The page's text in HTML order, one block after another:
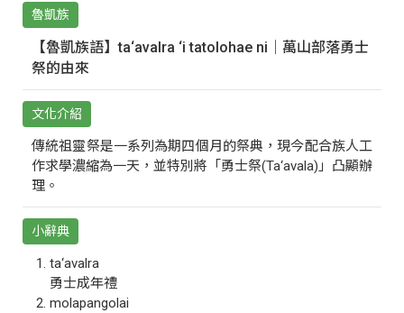
魯凱族
【魯凱族語】ta‘avalra ‘i tatolohae ni｜萬山部落勇士
祭的由來
文化介紹
傳統祖靈祭是一系列為期四個月的祭典，現今配合族人工
作求學濃縮為一天，並特別將「勇士祭(Ta‘avala)」凸顯辦
理。
小辭典
ta‘avalra
勇士成年禮
molapangolai